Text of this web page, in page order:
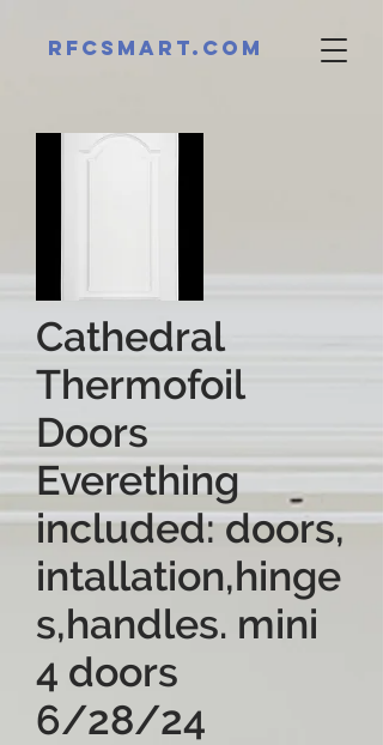
RFCsmart.com
Cathedral
Thermofoil
Doors
Everething
included: doors,
intallation,hinge
s,handles. mini
4 doors
6/28/24